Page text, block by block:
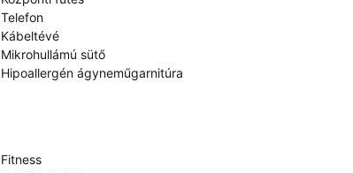
Telefon
Kábeltévé
Mikrohullámú sütő
Hipoallergén ágyneműgarnitúra
Fitness